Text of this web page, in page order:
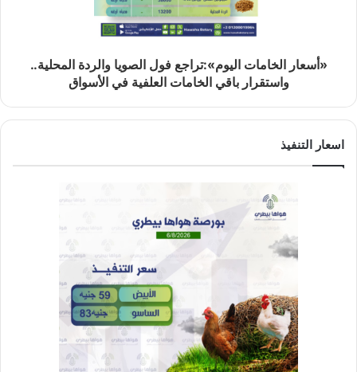
«أسعار الخامات اليوم»:تراجع فول الصويا والردة المحلية..
واستقرار باقي الخامات العلفية في الأسواق
اسعار التنفيذ